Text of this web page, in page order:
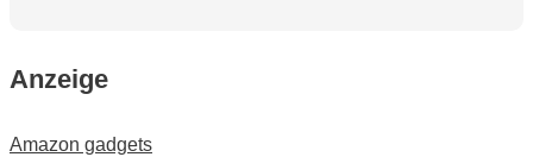
Anzeige
Amazon gadgets